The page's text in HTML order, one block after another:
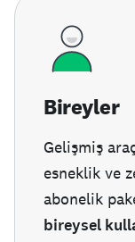
Bireyler
Gelişmiş
esneklik ve
abonelik
bireysel